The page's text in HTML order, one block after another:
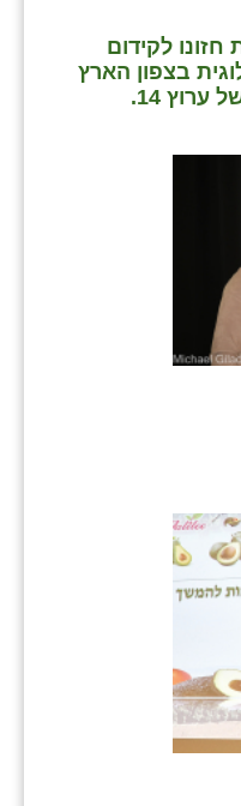
לקידום
בצפון הארץ
14.